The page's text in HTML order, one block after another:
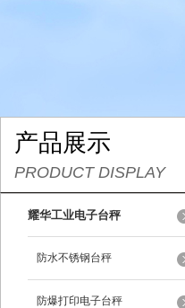
产品展示
PRODUCT DISPLAY
耀华工业电子台秤
防水不锈钢台秤
防爆打印电子台秤